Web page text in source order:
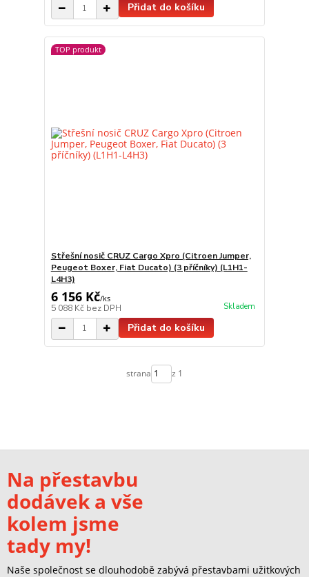
Přidat do košíku
TOP produkt
Střešní nosič CRUZ Cargo Xpro (Citroen Jumper,
Peugeot Boxer, Fiat Ducato) (3 příčníky) (L1H1-
L4H3)
6 156 Kč/ks
5 088 Kč bez DPH Skladem
Přidat do košíku
strana z 1
Na přestavbu
dodávek a vše
kolem jsme
tady my!
Naše společnost se dlouhodobě zabývá přestavbami užitkových